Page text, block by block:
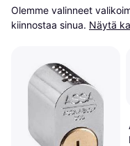
Olemme valinneet
kiinnostaa sinua. Näytä